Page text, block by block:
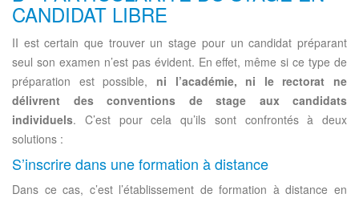
CANDIDAT LIBRE
II est certain que trouver un stage pour un candidat préparant
seul son examen n’est pas évident. En effet, même si ce type de
préparation est possible, ni l’académie, ni le rectorat ne
délivrent des conventions de stage aux candidats
individuels. C’est pour cela qu’ils sont confrontés à deux
solutions :
S’inscrire dans une formation à distance
Dans ce cas, c’est l’établissement de formation à distance en